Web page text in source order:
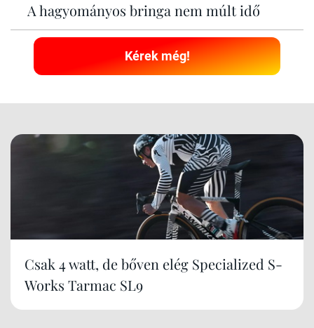
A hagyományos bringa nem múlt idő
Kérek még!
Csak 4 watt, de bőven elég Specialized S-
Works Tarmac SL9